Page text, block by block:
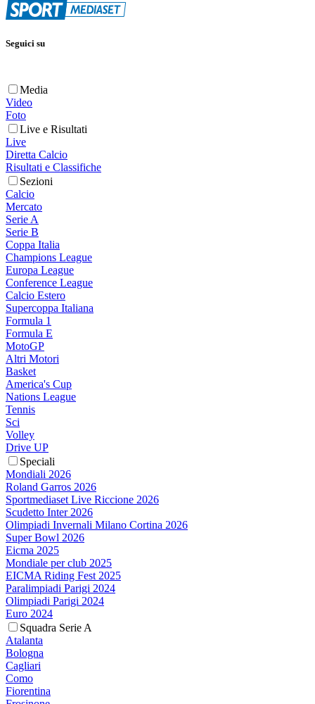
Seguici su
Media
Video
Foto
Live e Risultati
Live
Diretta Calcio
Risultati e Classifiche
Sezioni
Calcio
Mercato
Serie A
Serie B
Coppa Italia
Champions League
Europa League
Conference League
Calcio Estero
Supercoppa Italiana
Formula 1
Formula E
MotoGP
Altri Motori
Basket
America's Cup
Nations League
Tennis
Sci
Volley
Drive UP
Speciali
Mondiali 2026
Roland Garros 2026
Sportmediaset Live Riccione 2026
Scudetto Inter 2026
Olimpiadi Invernali Milano Cortina 2026
Super Bowl 2026
Eicma 2025
Mondiale per club 2025
EICMA Riding Fest 2025
Paralimpiadi Parigi 2024
Olimpiadi Parigi 2024
Euro 2024
Squadra Serie A
Atalanta
Bologna
Cagliari
Como
Fiorentina